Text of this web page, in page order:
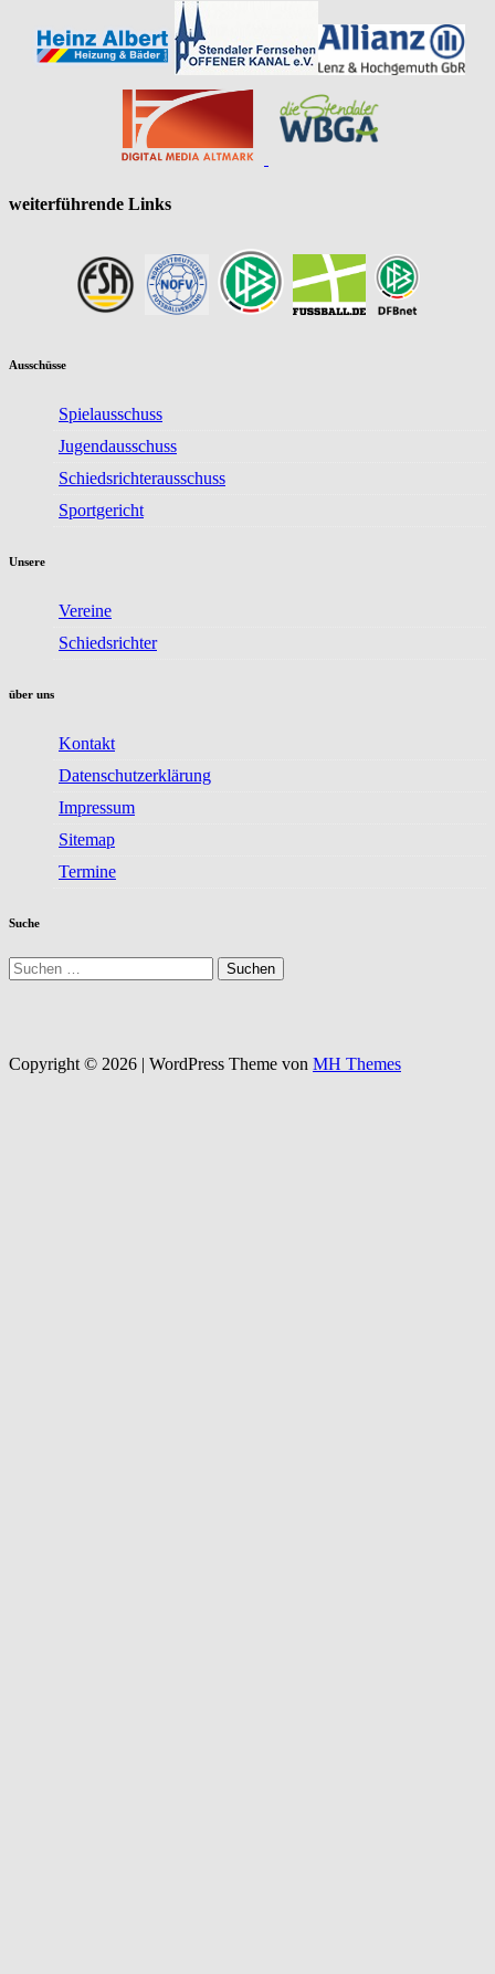
weiterführende Links
Ausschüsse
Spielausschuss
Jugendausschuss
Schiedsrichterausschuss
Sportgericht
Unsere
Vereine
Schiedsrichter
über uns
Kontakt
Datenschutzerklärung
Impressum
Sitemap
Termine
Suche
Suchen
nach:
Copyright © 2026 | WordPress Theme von MH Themes